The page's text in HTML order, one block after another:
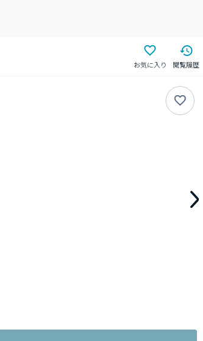
お気に入り 閲覧履歴